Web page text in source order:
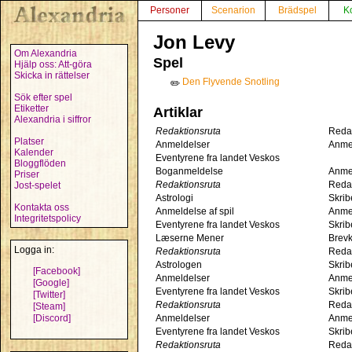
Om Alexandria
Hjälp oss: Att-göra
Skicka in rättelser
Sök efter spel
Etiketter
Alexandria i siffror
Platser
Kalender
Bloggflöden
Priser
Jost-spelet
Kontakta oss
Integritetspolicy
Logga in:
[Facebook]
[Google]
[Twitter]
[Steam]
[Discord]
Personer Scenarion Brädspel
Jon Levy
Spel
✏️ Den Flyvende Snotling
Artiklar
Redaktionsruta
Anmeldelser
Eventyrene fra landet Veskos
Boganmeldelse
Redaktionsruta
Astrologi
Anmeldelse af spil
Eventyrene fra landet Veskos
Læserne Mener
Redaktionsruta
Astrologen
Anmeldelser
Eventyrene fra landet Veskos
Redaktionsruta
Anmeldelser
Eventyrene fra landet Veskos
Redaktionsruta